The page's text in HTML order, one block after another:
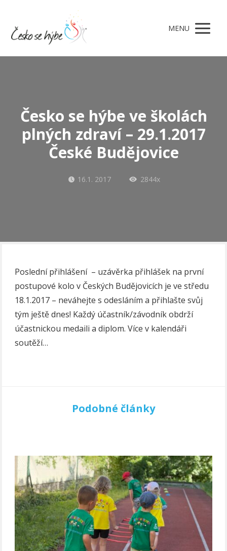
MENU
Česko se hýbe ve školách
plných zdraví – 29.1.2017
České Budějovice
16.1. 2017 2844x
Poslední přihlášení – uzávěrka přihlášek na první
postupové kolo v Českých Budějovicích je ve středu
18.1.2017 – neváhejte s odesláním a přihlašte svůj
tým ještě dnes! Každý účastník/závodník obdrží
účastnickou medaili a diplom. Více v kalendáři
soutěží…
Podobné články